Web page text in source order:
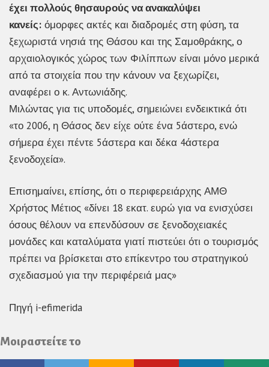
έχει πολλούς θησαυρούς να ανακαλύψει
κανείς: όμορφες ακτές και διαδρομές στη φύση, τα
ξεχωριστά νησιά της Θάσου και της Σαμοθράκης, ο
αρχαιολογικός χώρος των Φιλίππων είναι μόνο μερικά
από τα στοιχεία που την κάνουν να ξεχωρίζει,
αναφέρει ο κ. Αντωνιάδης.
Μιλώντας για τις υποδομές, σημειώνει ενδεικτικά ότι
«το 2006, η Θάσος δεν είχε ούτε ένα 5άστερο, ενώ
σήμερα έχει πέντε 5άστερα και δέκα 4άστερα
ξενοδοχεία».
Επισημαίνει, επίσης, ότι ο περιφερειάρχης ΑΜΘ
Χρήστος Μέτιος «δίνει 18 εκατ. ευρώ για να ενισχύσει
όσους θέλουν να επενδύσουν σε ξενοδοχειακές
μονάδες και καταλύματα γιατί πιστεύει ότι ο τουρισμός
πρέπει να βρίσκεται στο επίκεντρο του στρατηγικού
σχεδιασμού για την περιφέρειά μας»
Πηγή i-efimerida
Μοιραστείτε το